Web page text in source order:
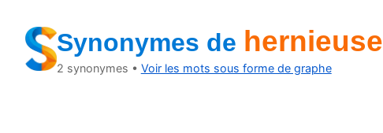
Synonymes de hernieuse
2 synonymes • Voir les mots sous forme de graphe